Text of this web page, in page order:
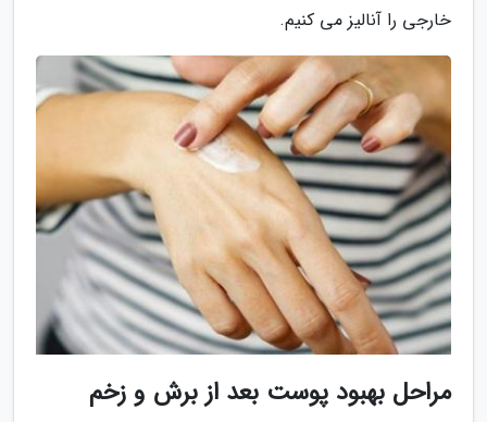
خارجی را آنالیز می کنیم.
مراحل بهبود پوست بعد از برش و زخم